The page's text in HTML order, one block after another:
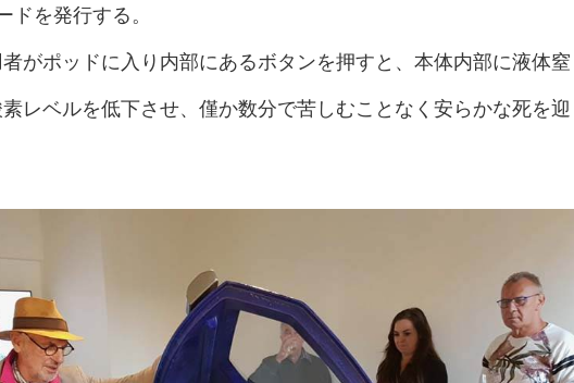
ドを発行する。
がポッドに入り内部にあるボタンを押すと、本体内部に液体窒
レベルを低下させ、僅か数分で苦しむことなく安らかな死を迎